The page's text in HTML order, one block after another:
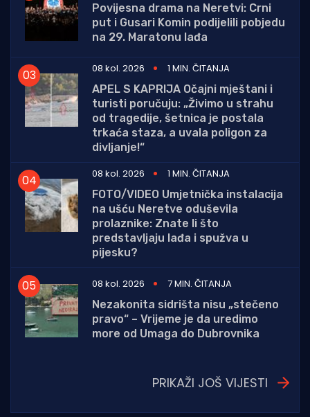
Povijesna drama na Neretvi: Crni
put i Gusari Komin podijelili pobjedu
na 29. Maratonu lađa
08 kol. 2026
1 MIN. ČITANJA
APEL S KAPRIJA Očajni mještani i
turisti poručuju: „Živimo u strahu
od tragedije, šetnica je postala
trkaća staza, a uvala poligon za
divljanje!“
08 kol. 2026
1 MIN. ČITANJA
FOTO/VIDEO Umjetnička instalacija
na ušću Neretve oduševila
prolaznike: Znate li što
predstavljaju lađa i spužva u
pijesku?
08 kol. 2026
7 MIN. ČITANJA
Nezakonita sidrišta nisu „stečeno
pravo“ – Vrijeme je da uredimo
more od Umaga do Dubrovnika
PRIKAŽI JOŠ VIJESTI